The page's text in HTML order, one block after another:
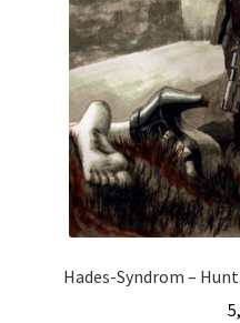
Hades-Syndrom –